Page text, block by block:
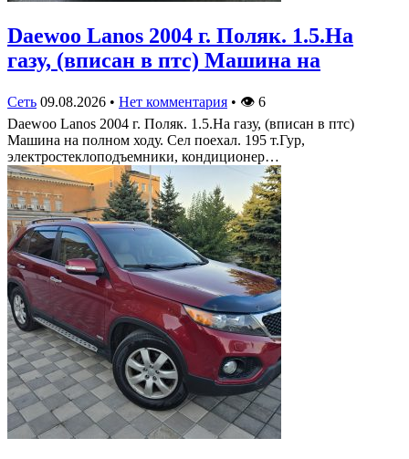
Daewoo Lanos 2004 г. Поляк. 1.5.На
газу, (вписан в птс) Машина на
Сеть 09.08.2026 • Нет комментария • 👁 6
Daewoo Lanos 2004 г. Поляк. 1.5.На газу, (вписан в птс)
Машина на полном ходу. Сел поехал. 195 т.Гур,
электростеклоподъемники, кондиционер…